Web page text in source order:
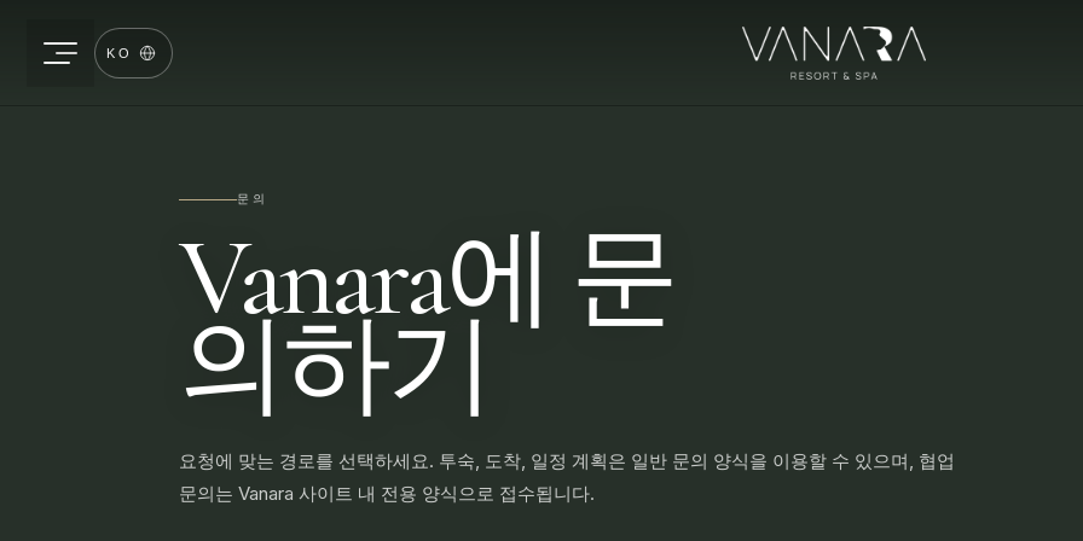
KO
문의
Vanara에 문
의하기
요청에 맞는 경로를 선택하세요. 투숙, 도착, 일정 계획은 일반 문의 양식을 이용할 수 있으며, 협업
문의는 Vanara 사이트 내 전용 양식으로 접수됩니다.